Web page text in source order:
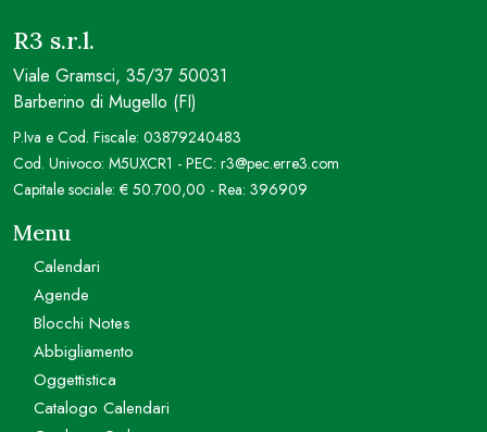
R3 s.r.l.
Viale Gramsci, 35/37 50031
Barberino di Mugello (FI)
P.Iva e Cod. Fiscale: 03879240483
Cod. Univoco: M5UXCR1 - PEC: r3@pec.erre3.com
Capitale sociale: € 50.700,00 - Rea: 396909
Menu
Calendari
Agende
Blocchi Notes
Abbigliamento
Oggettistica
Catalogo Calendari